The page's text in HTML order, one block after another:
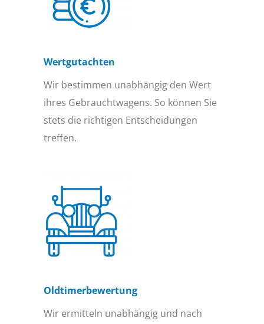
Wertgutachten
Wir bestimmen unabhängig den Wert
ihres Gebrauchtwagens. So können Sie
stets die richtigen Entscheidungen
treffen.
Oldtimer­bewertung
Wir ermitteln unabhängig und nach